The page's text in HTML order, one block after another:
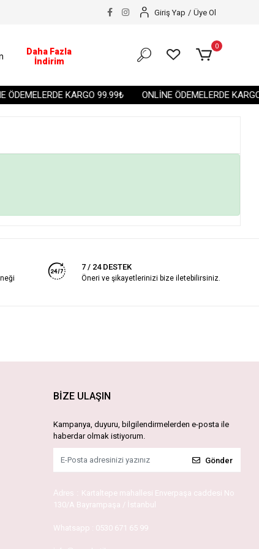
ÖDEMELERDE KARGO 99.99₺ ONLİNE ÖDEMELERDE
Giriş Yap / Üye Ol
Daha Fazla
İndirim
0
7 / 24 DESTEK
Öneri ve şikayetlerinizi bize iletebilirsiniz.
BİZE ULAŞIN
Kampanya, duyuru, bilgilendirmelerden e-posta ile
haberdar olmak istiyorum.
Gönder
Adres : Kartaltepe mahallesi Enverpaşa caddesi No
130/A Bayrampaşa / İstanbul
Whatsapp : 0530 671 65 99